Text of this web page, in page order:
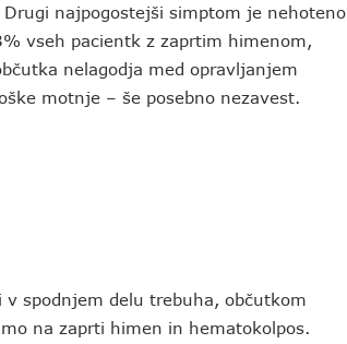
najpogostejši simptom je nehoteno
vseh pacientk z zaprtim himenom,
nelagodja med opravljanjem
motnje – še posebno nezavest.
spodnjem delu trebuha, občutkom
na zaprti himen in hematokolpos.